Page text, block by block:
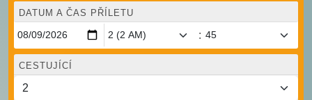
DATUM A ČAS PŘÍLETU
:
CESTUJÍCÍ